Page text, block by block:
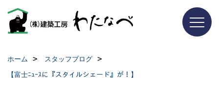
ホーム
スタッフブログ
【富士ﾆｭｰｽに『スタイルシェード』が！】